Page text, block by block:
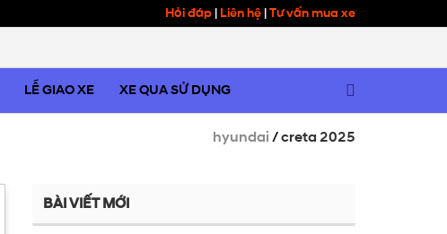
Hỏi đáp | Liên hệ |Tư vấn mua xe
LỄ GIAO XE XE QUA SỬ DỤNG
hyundai /creta 2025
BÀI VIẾT MỚI